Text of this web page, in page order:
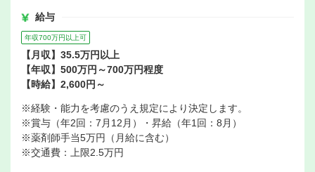
給与
年収700万円以上可
【月収】35.5万円以上
【年収】500万円～700万円程度
【時給】2,600円～
※経験・能力を考慮のうえ規定により決定します。
※賞与（年2回：7月12月）・昇給（年1回：8月）
※薬剤師手当5万円（月給に含む）
※交通費：上限2.5万円